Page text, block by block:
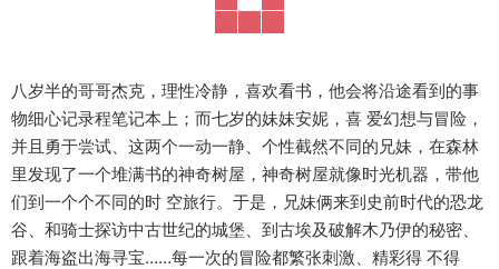
八岁半的哥哥杰克，理性冷静，喜欢看书，他会将沿途看到的事
物细心记录程笔记本上；而七岁的妹妹安妮，喜 爱幻想与冒险，
并且勇于尝试、这两个一动一静、个性截然不同的兄妹，在森林
里发现了一个堆满书的神奇树屋，神奇树屋就像时光机器，带他
们到一个个不同的时 空旅行。于是，兄妹俩来到史前时代的恐龙
谷、和骑士探访中古世纪的城堡、到古埃及破解木乃伊的秘密、
跟着海盗出海寻宝……每一次的冒险都繁张刺激、精彩得 不得